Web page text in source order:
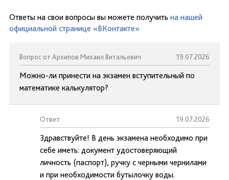
Ответы на свои вопросы вы можете получить на нашей
официальной странице «ВКонтакте»
Вопрос от Архипов Михаил Витальевич 19.07.2026
Можно-ли принести на экзамен вступительный по
математике калькулятор?
Ответ: 19.07.2026
Здравствуйте! В день экзамена необходимо при
себе иметь: документ удостоверяющий
личность (паспорт), ручку с черными чернилами
и при необходимости бутылочку воды.